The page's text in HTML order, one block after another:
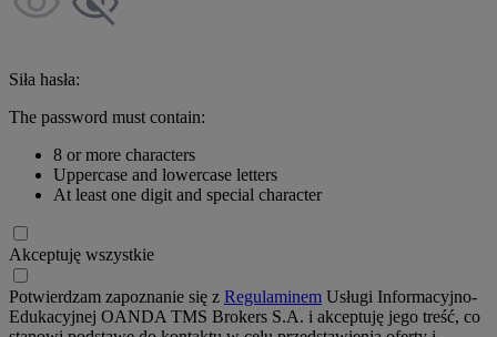
Siła hasła:
The password must contain:
8 or more characters
Uppercase and lowercase letters
At least one digit and special character
Akceptuję wszystkie
Potwierdzam zapoznanie się z Regulaminem Usługi Informacyjno-
Edukacyjnej OANDA TMS Brokers S.A. i akceptuję jego treść, co